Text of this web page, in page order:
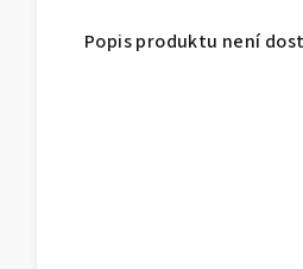
Popis produktu není